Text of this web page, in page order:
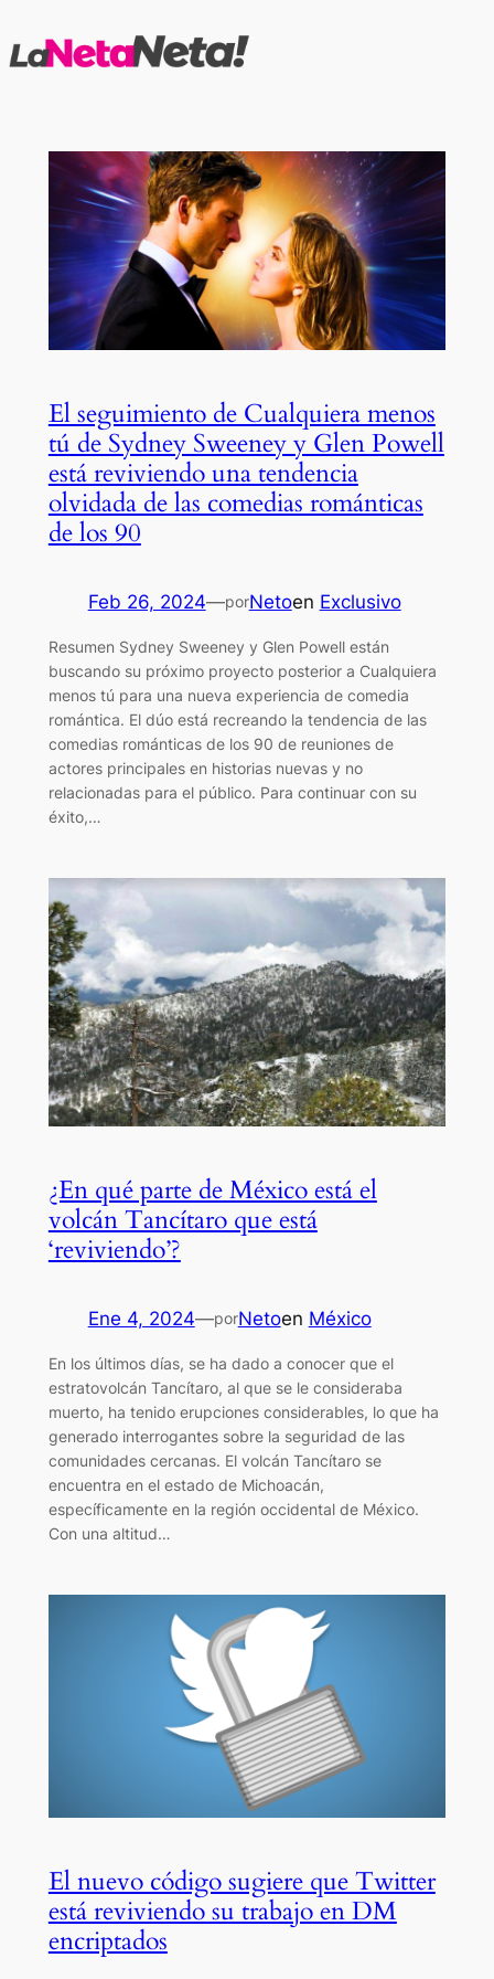
al
El seguimiento de Cualquiera menos
tú de Sydney Sweeney y Glen Powell
está reviviendo una tendencia
olvidada de las comedias románticas
de los 90
Feb 26, 2024—porNetoen Exclusivo
Resumen Sydney Sweeney y Glen Powell están
buscando su próximo proyecto posterior a Cualquiera
menos tú para una nueva experiencia de comedia
romántica. El dúo está recreando la tendencia de las
comedias románticas de los 90 de reuniones de
actores principales en historias nuevas y no
relacionadas para el público. Para continuar con su
éxito,…
¿En qué parte de México está el
volcán Tancítaro que está
‘reviviendo’?
Ene 4, 2024—porNetoen México
En los últimos días, se ha dado a conocer que el
estratovolcán Tancítaro, al que se le consideraba
muerto, ha tenido erupciones considerables, lo que ha
generado interrogantes sobre la seguridad de las
comunidades cercanas. El volcán Tancítaro se
encuentra en el estado de Michoacán,
específicamente en la región occidental de México.
Con una altitud…
El nuevo código sugiere que Twitter
está reviviendo su trabajo en DM
encriptados